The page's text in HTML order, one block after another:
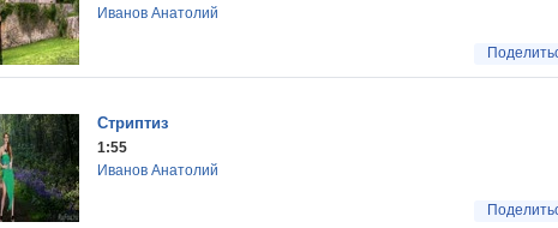
Иванов Анатолий
Стриптиз
1:55
Иванов Анатолий